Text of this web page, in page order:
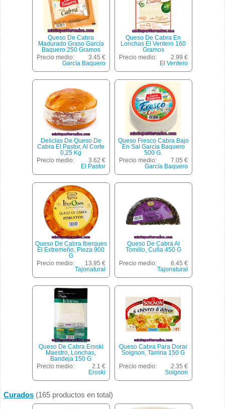
Queso De Cabra
Madurado Graso García
Baquero 250 Gramos
Precio medio:
3.45 €
García Baquero
Queso De Cabra En
Lonchas El Ventero 160
Gramos
Precio medio:
2.99 €
El Ventero
Delicias De Queso De
Cabra El Pastor, Al Corte
0,25 Kg
Precio medio:
3.62 €
El Pastor
Queso Fresco Cabra Bajo
En Sal García Baquero
500 G.
Precio medio:
7.05 €
García Baquero
Queso De Cabra Iberques
El Extremeño, Pieza 900
G
Precio medio:
13.95 €
Tajonatural
Queso De Cabra Al
Tomillo, Cuña 450 G
Precio medio:
6.45 €
Tajonatural
Queso De Cabra Eroski
Maestro, Lonchas,
Bandeja 150 G
Precio medio:
2.1 €
Eroski
Queso Cabra Para Dorar
Soignon, Tarrina 150 G
Precio medio:
2.35 €
Soignon
Curados (165 productos en total)